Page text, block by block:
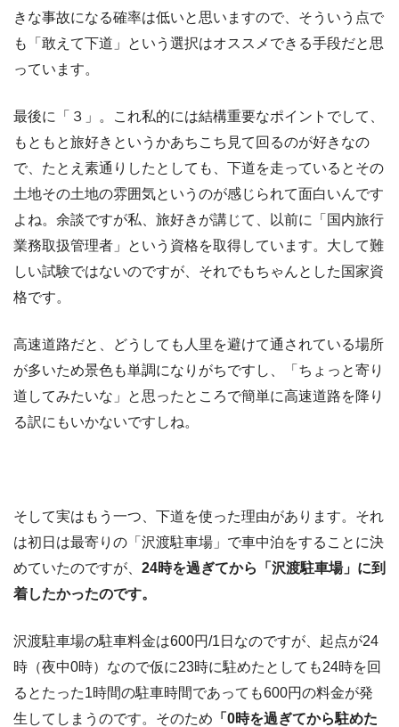
きな事故になる確率は低いと思いますので、そういう点で
も「敢えて下道」という選択はオススメできる手段だと思
っています。
最後に「３」。これ私的には結構重要なポイントでして、
もともと旅好きというかあちこち見て回るのが好きなの
で、たとえ素通りしたとしても、下道を走っているとその
土地その土地の雰囲気というのが感じられて面白いんです
よね。余談ですが私、旅好きが講じて、以前に「国内旅行
業務取扱管理者」という資格を取得しています。大して難
しい試験ではないのですが、それでもちゃんとした国家資
格です。
高速道路だと、どうしても人里を避けて通されている場所
が多いため景色も単調になりがちですし、「ちょっと寄り
道してみたいな」と思ったところで簡単に高速道路を降り
る訳にもいかないですしね。
そして実はもう一つ、下道を使った理由があります。それ
は初日は最寄りの「沢渡駐車場」で車中泊をすることに決
めていたのですが、 24時を過ぎてから「沢渡駐車場」に到
着したかったのです。
沢渡駐車場の駐車料金は600円/1日なのですが、起点が24
時（夜中0時）なので仮に23時に駐めたとしても24時を回
るとたった1時間の駐車時間であっても600円の料金が発
生してしまうのです。そのため 「0時を過ぎてから駐めた